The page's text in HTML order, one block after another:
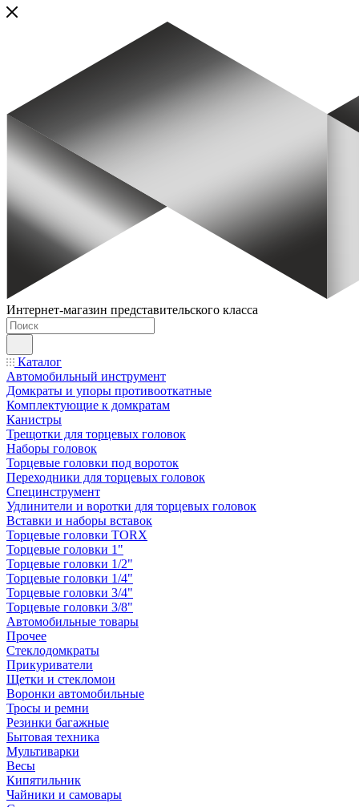
Интернет-магазин представительского класса
Каталог
Автомобильный инструмент
Домкраты и упоры противооткатные
Комплектующие к домкратам
Канистры
Трещотки для торцевых головок
Наборы головок
Торцевые головки под вороток
Переходники для торцевых головок
Специнструмент
Удлинители и воротки для торцевых головок
Вставки и наборы вставок
Торцевые головки TORX
Торцевые головки 1"
Торцевые головки 1/2"
Торцевые головки 1/4"
Торцевые головки 3/4"
Торцевые головки 3/8"
Автомобильные товары
Прочее
Стеклодомкраты
Прикуриватели
Щетки и стекломои
Воронки автомобильные
Тросы и ремни
Резинки багажные
Бытовая техника
Мультиварки
Весы
Кипятильник
Чайники и самовары